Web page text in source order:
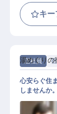
キー
正社員
湯めぐりの
心安らぐ住
しませんか。